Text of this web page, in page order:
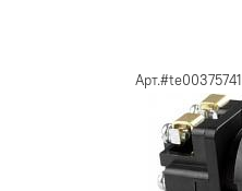
Арт.#te00375741